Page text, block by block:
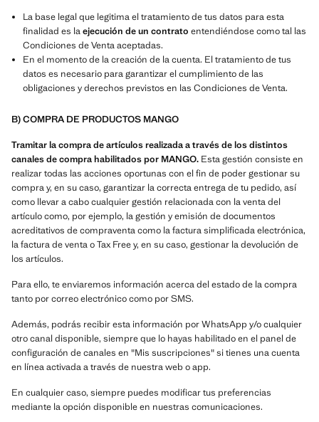
La base legal que legitima el tratamiento de tus datos para esta
finalidad es laejecución de un contrato entendiéndose como tal las
Condiciones de Venta aceptadas.
En el momento de la creación de la cuenta. El tratamiento de tus
datos es necesario para garantizar el cumplimiento de las
obligaciones y derechos previstos en las Condiciones de Venta.
B) COMPRA DE PRODUCTOS MANGO
Tramitar la compra de artículos realizada a través de los distintos
canales de compra habilitados por MANGO. Esta gestión consiste en
realizar todas las acciones oportunas con el fin de poder gestionar su
compra y, en su caso, garantizar la correcta entrega de tu pedido, así
como llevar a cabo cualquier gestión relacionada con la venta del
artículo como, por ejemplo, la gestión y emisión de documentos
acreditativos de compraventa como la factura simplificada electrónica,
la factura de venta o Tax Free y, en su caso, gestionar la devolución de
los artículos.
Para ello, te enviaremos información acerca del estado de la compra
tanto por correo electrónico como por SMS.
Además, podrás recibir esta información por WhatsApp y/o cualquier
otro canal disponible, siempre que lo hayas habilitado en el panel de
configuración de canales en "Mis suscripciones" si tienes una cuenta
en línea activada a través de nuestra web o app.
En cualquier caso, siempre puedes modificar tus preferencias
mediante la opción disponible en nuestras comunicaciones.